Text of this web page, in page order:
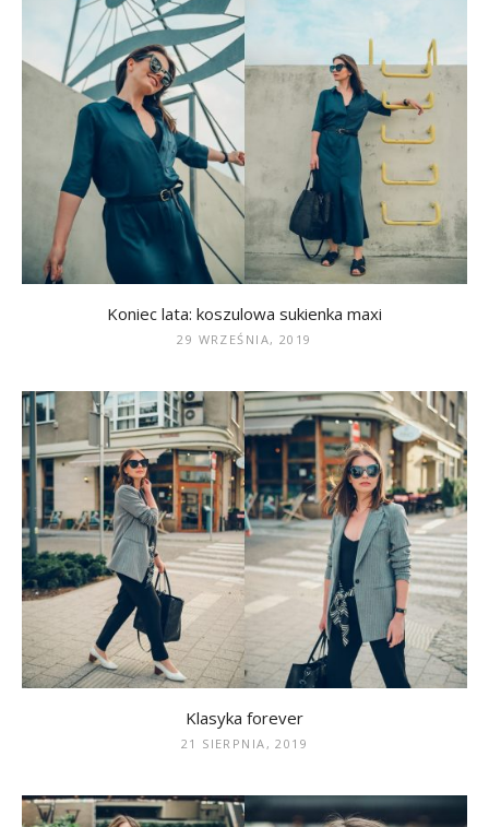
Koniec lata: koszulowa sukienka maxi
29 WRZEŚNIA, 2019
Klasyka forever
21 SIERPNIA, 2019